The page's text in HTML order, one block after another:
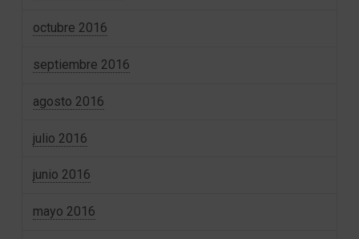
octubre 2016
septiembre 2016
agosto 2016
julio 2016
junio 2016
mayo 2016